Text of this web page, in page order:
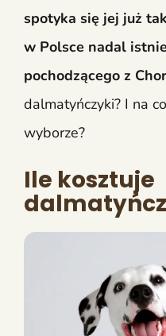
spotyka się jej już
w Polsce nadal
pochodzącego z
dalmatyńczyki? I na
wyborze?
Ile kosztuje